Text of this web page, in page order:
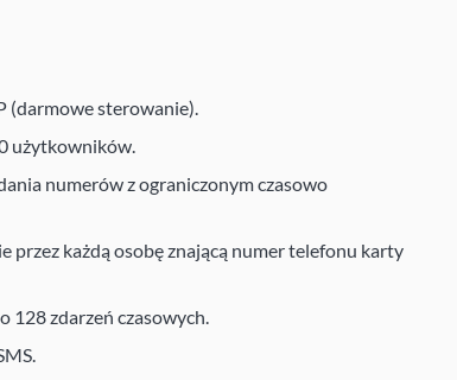
(darmowe sterowanie).
użytkowników.
numerów z ograniczonym czasowo
przez każdą osobę znającą numer telefonu karty
128 zdarzeń czasowych.